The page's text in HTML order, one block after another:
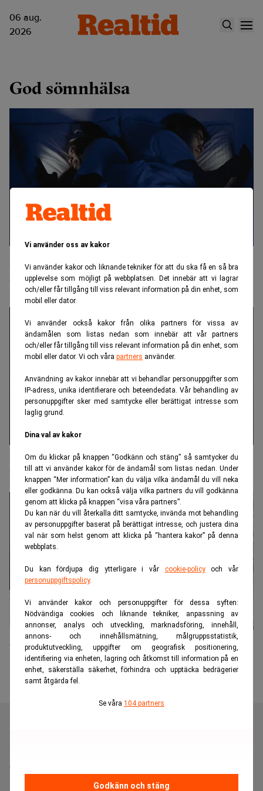
Vi använder oss av kakor
Vi använder kakor och liknande tekniker för att du ska få en så bra
upplevelse som möjligt på webbplatsen. Det innebär att vi lagrar
och/eller får tillgång till viss relevant information på din enhet, som
mobil eller dator.
Vi använder också kakor från olika partners för vissa av
ändamålen som listas nedan som innebär att vår partners
och/eller får tillgång till viss relevant information på din enhet, som
mobil eller dator. Vi och våra partners använder.
Användning av kakor innebär att vi behandlar personuppgifter som
IP-adress, unika identifierare och beteendedata. Vår behandling av
personuppgifter sker med samtycke eller berättigat intresse som
laglig grund.
Dina val av kakor
Om du klickar på knappen “Godkänn och stäng” så samtycker du
till att vi använder kakor för de ändamål som listas nedan. Under
knappen “Mer information” kan du välja vilka ändamål du vill neka
eller godkänna. Du kan också välja vilka partners du vill godkänna
genom att klicka på knappen “visa våra partners”.
Du kan när du vill återkalla ditt samtycke, invända mot behandling
av personuppgifter baserat på berättigat intresse, och justera dina
val när som helst genom att klicka på “hantera kakor” på denna
webbplats.
Du kan fördjupa dig ytterligare i vår cookie-policyoch vår
personuppgiftspolicy.
Vi använder kakor och personuppgifter för dessa syften:
Nödvändiga cookies och liknande tekniker, anpassning av
annonser, analys och utveckling, marknadsföring, innehåll,
annons- och innehållsmätning, målgruppsstatistik,
produktutveckling, uppgifter om geografisk positionering,
identifiering via enheten, lagring och åtkomst till information på en
enhet, säkerställa säkerhet, förhindra och upptäcka bedrägerier
samt åtgärda fel.
Se våra 104 partners
Godkänn och stäng
06 aug.
2026
God sömnhälsa
Ny studie slår hål på segdragen myt
om din sömn
Hemliga ingrediensen för dig som vill prestera
bättre
Saboterar du din sömn? 8 vanor att undvika
dig som vill fördjupa dig inom finans- och